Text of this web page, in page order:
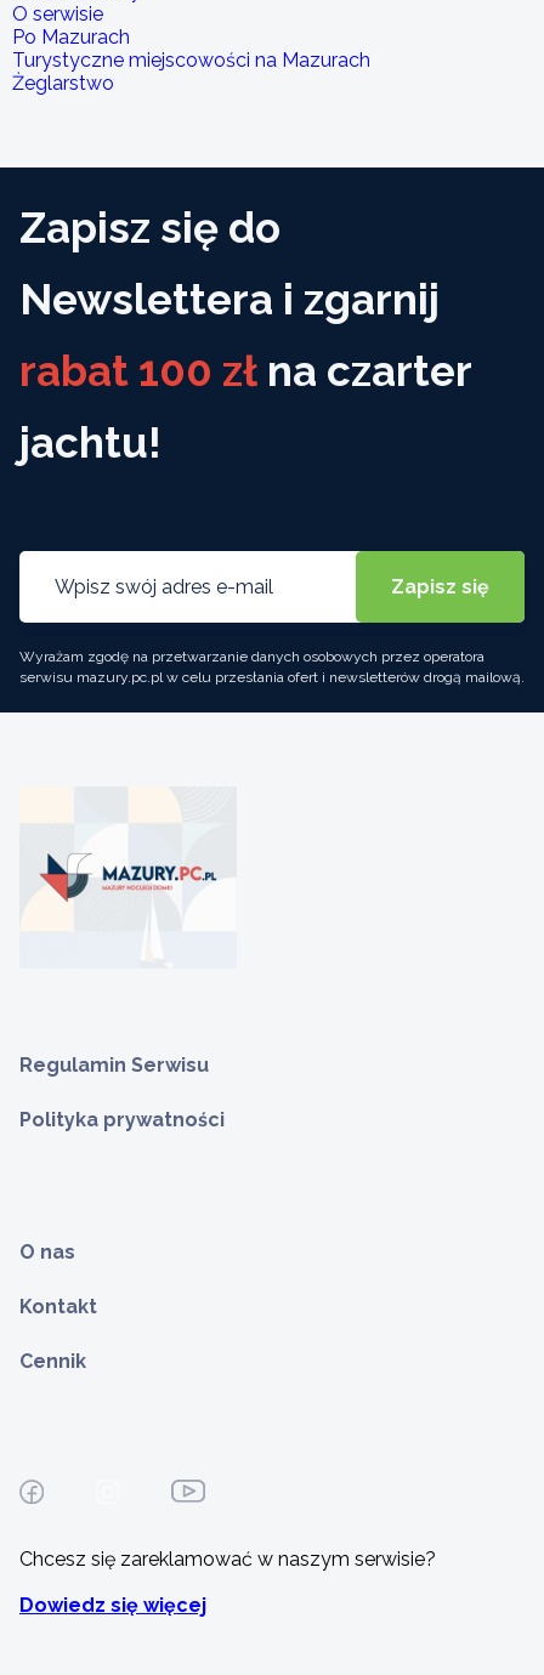
O serwisie
Po Mazurach
Turystyczne miejscowości na Mazurach
Żeglarstwo
Zapisz się do
Newslettera i zgarnij
rabat 100 zł na czarter
jachtu!
Wyrażam zgodę na przetwarzanie danych osobowych przez operatora
serwisu mazury.pc.pl w celu przesłania ofert i newsletterów drogą mailową.
Regulamin Serwisu
Polityka prywatności
O nas
Kontakt
Cennik
Chcesz się zareklamować w naszym serwisie?
Dowiedz się więcej